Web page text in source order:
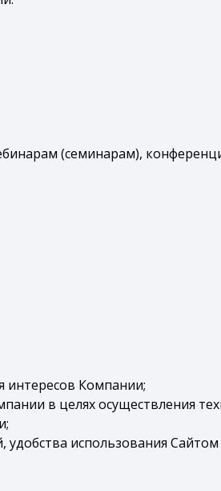
(семинарам),
интересов Компании;
в целях осуществления
использования